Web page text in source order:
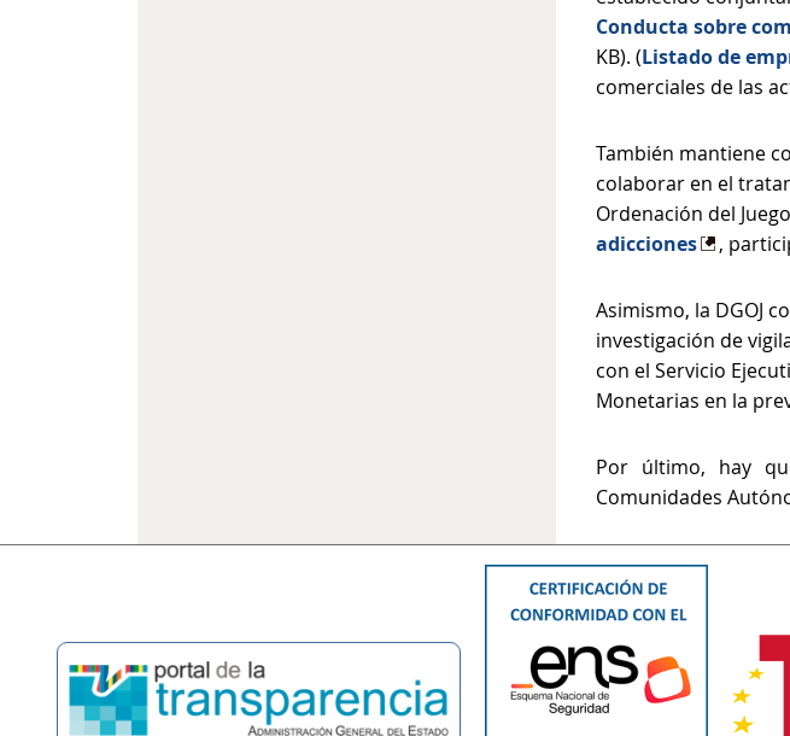
Conducta sobre
KB). (Listado de
comerciales de las
También mantiene
colaborar en el
Ordenación del
adicciones
,
Asimismo, la DGOJ
investigación de
con el Servicio
Monetarias en la
Por último, hay
Comunidades